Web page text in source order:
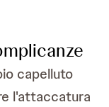
capelluto
l'attaccatura